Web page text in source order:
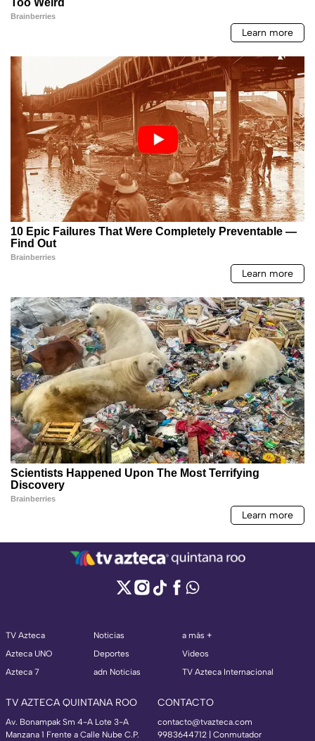
TV Azteca
Azteca UNO
Azteca 7
Noticias
Deportes
adn Noticias
a más +
Videos
TV Azteca Internacional
TV AZTECA QUINTANA ROO
Av. Bonampak Sm 4-A Lote 3-A
Manzana 1 Frente a Calle Nube C.P.
CONTACTO
contacto@tvazteca.com
9983644712 | Conmutador